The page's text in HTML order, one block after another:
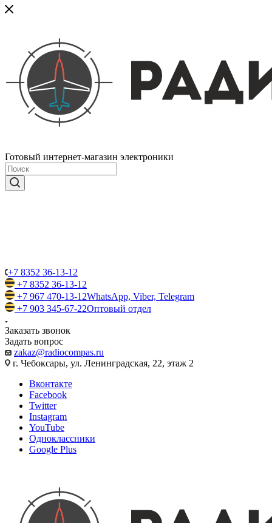
Готовый интернет-магазин электроники
+7 8352 36-13-12
+7 8352 36-13-12
+7 967 470-13-12WhatsApp, Viber, Telegram
+7 903 345-67-22Оптовый отдел
Заказать звонок
Задать вопрос
zakaz@radiocompas.ru
г. Чебоксары, ул. Ленинградская, 22, этаж 2
Вконтакте
Facebook
Twitter
Instagram
YouTube
Одноклассники
Google Plus